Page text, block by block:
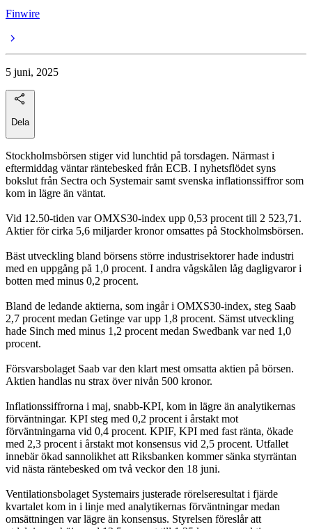
Finwire
5 juni, 2025
Dela
Stockholmsbörsen stiger vid lunchtid på torsdagen. Närmast i
eftermiddag väntar räntebesked från ECB. I nyhetsflödet syns
bokslut från Sectra och Systemair samt svenska inflationssiffror som
kom in lägre än väntat.
Vid 12.50-tiden var OMXS30-index upp 0,53 procent till 2 523,71.
Aktier för cirka 5,6 miljarder kronor omsattes på Stockholmsbörsen.
Bäst utveckling bland börsens större industrisektorer hade industri
med en uppgång på 1,0 procent. I andra vågskålen låg dagligvaror i
botten med minus 0,2 procent.
Bland de ledande aktierna, som ingår i OMXS30-index, steg Saab
2,7 procent medan Getinge var upp 1,8 procent. Sämst utveckling
hade Sinch med minus 1,2 procent medan Swedbank var ned 1,0
procent.
Försvarsbolaget Saab var den klart mest omsatta aktien på börsen.
Aktien handlas nu strax över nivån 500 kronor.
Inflationssiffrorna i maj, snabb-KPI, kom in lägre än analytikernas
förväntningar. KPI steg med 0,2 procent i årstakt mot
förväntningarna vid 0,4 procent. KPIF, KPI med fast ränta, ökade
med 2,3 procent i årstakt mot konsensus vid 2,5 procent. Utfallet
innebär ökad sannolikhet att Riksbanken kommer sänka styrräntan
vid nästa räntebesked om två veckor den 18 juni.
Ventilationsbolaget Systemairs justerade rörelseresultat i fjärde
kvartalet kom in i linje med analytikernas förväntningar medan
omsättningen var lägre än konsensus. Styrelsen föreslår att